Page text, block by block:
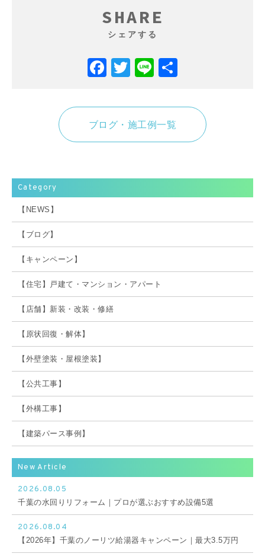
SHARE
シェアする
Facebook
Twitter
Line
ブログ・施工例一覧
Category
【NEWS】
【ブログ】
【キャンペーン】
【住宅】戸建て・マンション・アパート
【店舗】新装・改装・修繕
【原状回復・解体】
【外壁塗装・屋根塗装】
【公共工事】
【外構工事】
【建築パース事例】
New Article
2026.08.05
千葉の水回りリフォーム｜プロが選ぶおすすめ設備5選
2026.08.04
【2026年】千葉のノーリツ給湯器キャンペーン｜最大3.5万円